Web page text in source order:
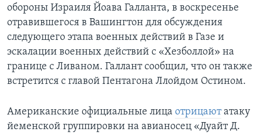
обороны Израиля Йоава Галланта, в воскресенье
отравившегося в Вашингтон для обсуждения
следующего этапа военных действий в Газе и
эскалации военных действий с «Хезболлой» на
границе с Ливаном. Галлант сообщил, что он также
встретится с главой Пентагона Ллойдом Остином.
Американские официальные лица отрицаютатаку
йеменской группировки на авианосец «Дуайт Д.